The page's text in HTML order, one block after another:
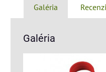
Galéria
Galéria